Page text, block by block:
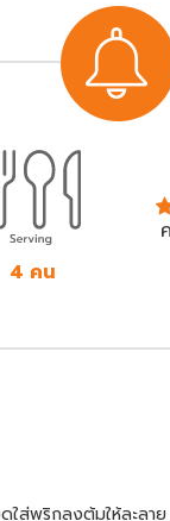
4 คน
ใส่พริกลงต้มให้ละลา